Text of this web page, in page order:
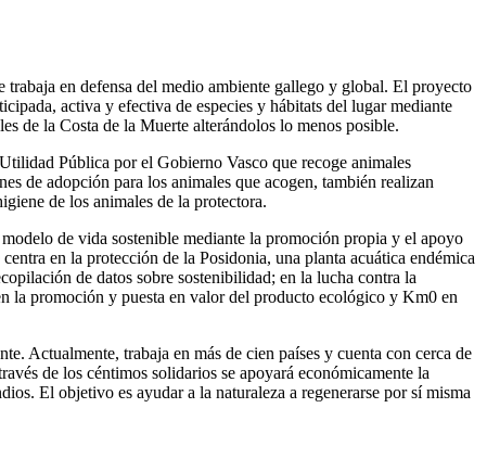
en defensa del medio ambiente gallego y global. El proyecto
activa y efectiva de especies y hábitats del lugar mediante
de la Costa de la Muerte alterándolos lo menos posible.
Pública por el Gobierno Vasco que recoge animales
de adopción para los animales que acogen, también realizan
de los animales de la protectora.
de vida sostenible mediante la promoción propia y el apoyo
en la protección de la Posidonia, una planta acuática endémica
de datos sobre sostenibilidad; en la lucha contra la
la promoción y puesta en valor del producto ecológico y Km0 en
Actualmente, trabaja en más de cien países y cuenta con cerca de
de los céntimos solidarios se apoyará económicamente la
El objetivo es ayudar a la naturaleza a regenerarse por sí misma